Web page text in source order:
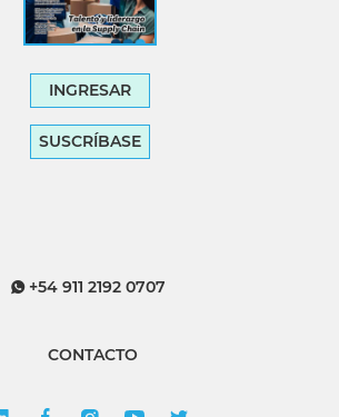
INGRESAR
SUSCRÍBASE
+54 911 2192 0707
CONTACTO